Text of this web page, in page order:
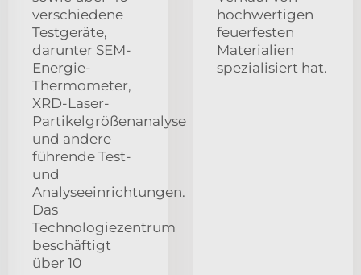
verschiedene
Testgeräte,
darunter SEM-
Energie-
Thermometer,
XRD-Laser-
Partikelgrößenanalyse
und andere
führende Test-
und
Analyseeinrichtungen.
Das
Technologiezentrum
beschäftigt
über 10
hochwertigen
feuerfesten
Materialien
spezialisiert hat.